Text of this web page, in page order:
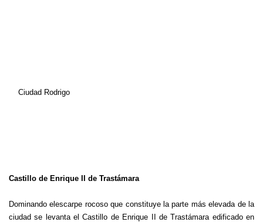
Ciudad Rodrigo
Castillo de Enrique II de Trastámara
Dominando elescarpe rocoso que constituye la parte más elevada de la
ciudad se levanta el Castillo de Enrique II de Trastámara edificado en